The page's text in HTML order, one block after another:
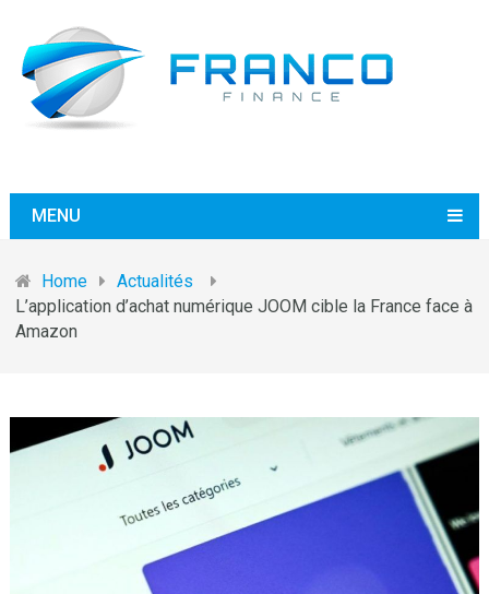
MENU
Home
Actualités
L’application d’achat numérique JOOM cible la France face à
Amazon